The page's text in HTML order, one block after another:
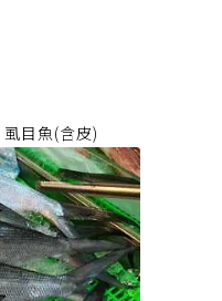
虱目魚(含皮)